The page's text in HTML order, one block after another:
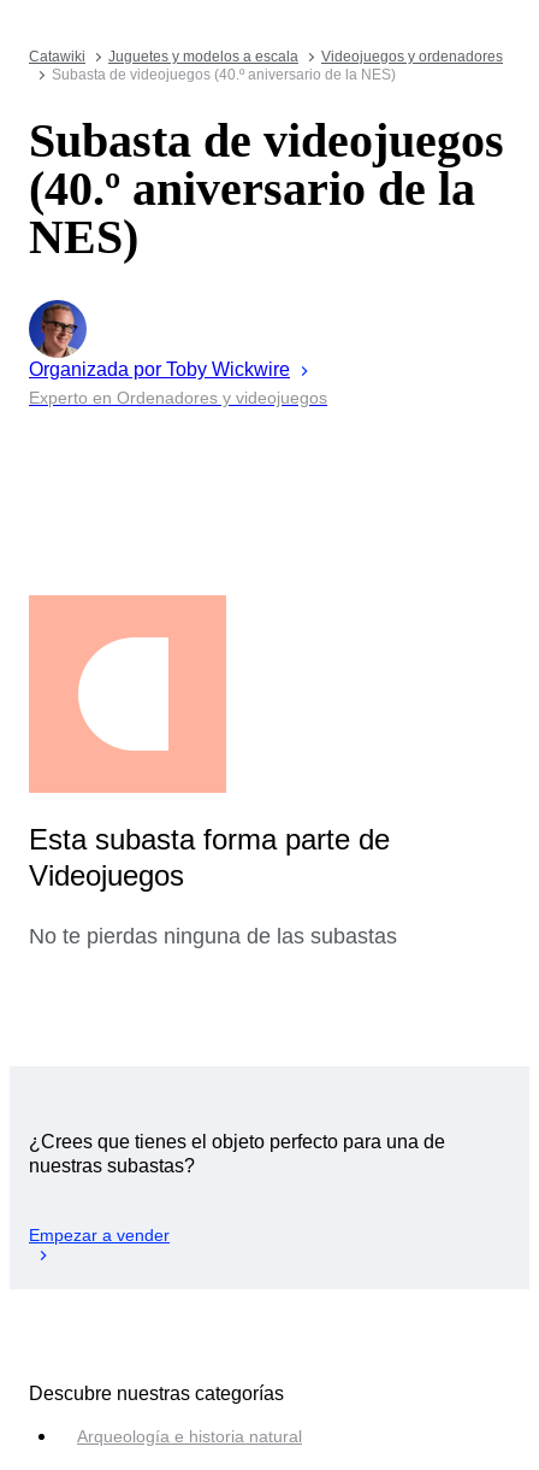
Catawiki Juguetes y modelos a escala
Videojuegos y ordenadores
Subasta de videojuegos (40.º aniversario de la NES)
Subasta de videojuegos
(40.º aniversario de la
NES)
Organizada por Toby Wickwire
Experto en Ordenadores y videojuegos
Esta subasta forma parte de
Videojuegos
No te pierdas ninguna de las subastas
¿Crees que tienes el objeto perfecto para una de
nuestras subastas?
Empezar a vender
Descubre nuestras categorías
Arqueología e historia natural